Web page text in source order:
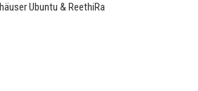
Ubuntu & ReethiRa